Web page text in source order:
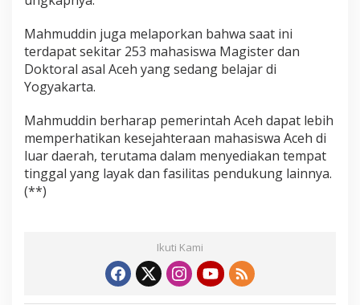
Mahmuddin juga melaporkan bahwa saat ini
terdapat sekitar 253 mahasiswa Magister dan
Doktoral asal Aceh yang sedang belajar di
Yogyakarta.
Mahmuddin berharap pemerintah Aceh dapat lebih
memperhatikan kesejahteraan mahasiswa Aceh di
luar daerah, terutama dalam menyediakan tempat
tinggal yang layak dan fasilitas pendukung lainnya.
(**)
Ikuti Kami